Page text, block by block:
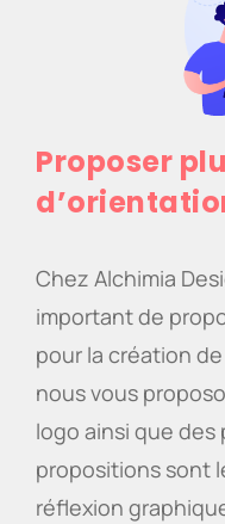
Proposer
Chez Alchimia
important de
pour la création
nous vous
logo ainsi que des
propositions sont
réflexion